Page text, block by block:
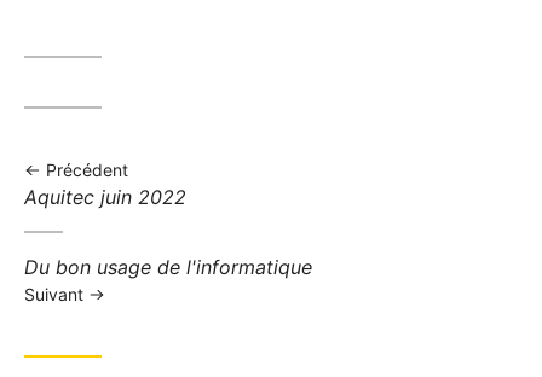
Précédent
Billet
Aquitec juin 2022
Billet
suivant:
Du bon usage de l'informatique
Suivant